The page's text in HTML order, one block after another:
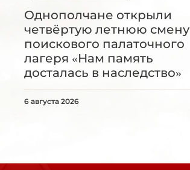
Однополчане открыли
четвёртую летнюю смену
поискового палаточного
лагеря «Нам память
досталась в наследство»
6 августа 2026